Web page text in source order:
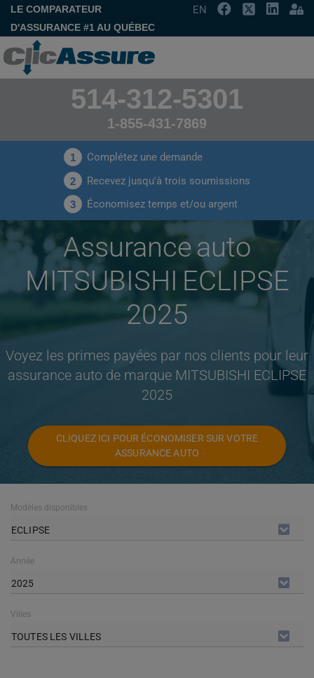
LE COMPARATEUR
D'ASSURANCE #1 AU QUÉBEC
EN
514-312-5301
1-855-431-7869
1 Complétez une demande
2 Recevez jusqu'à trois soumissions
3 Économisez temps et/ou argent
Assurance auto
MITSUBISHI ECLIPSE
2025
Voyez les primes payées par nos clients pour leur
assurance auto de marque MITSUBISHI ECLIPSE
2025
CLIQUEZ ICI POUR ÉCONOMISER SUR VOTRE
ASSURANCE AUTO
Modèles disponibles
ECLIPSE
Année
2025
Villes
TOUTES LES VILLES